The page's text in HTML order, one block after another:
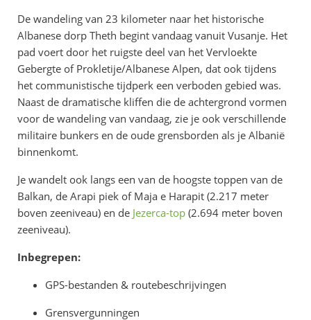
De wandeling van 23 kilometer naar het historische
Albanese dorp Theth begint vandaag vanuit Vusanje. Het
pad voert door het ruigste deel van het Vervloekte
Gebergte of Prokletije/Albanese Alpen, dat ook tijdens
het communistische tijdperk een verboden gebied was.
Naast de dramatische kliffen die de achtergrond vormen
voor de wandeling van vandaag, zie je ook verschillende
militaire bunkers en de oude grensborden als je Albanië
binnenkomt.
Je wandelt ook langs een van de hoogste toppen van de
Balkan, de Arapi piek of Maja e Harapit (2.217 meter
boven zeeniveau) en de Jezerca-top (2.694 meter boven
zeeniveau).
Inbegrepen:
GPS-bestanden & routebeschrijvingen
Grensvergunningen